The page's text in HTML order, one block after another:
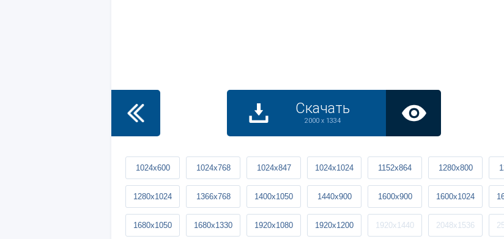
Скачать
2000 x 1334
1024x600 1024x768 1024x847 1024x1024 1152x864 1280x800
1280x1024 1366x768 1400x1050 1440x900 1600x900 1600x1024
1680x1050 1680x1330 1920x1080 1920x1200 1920x1440 2048x1536